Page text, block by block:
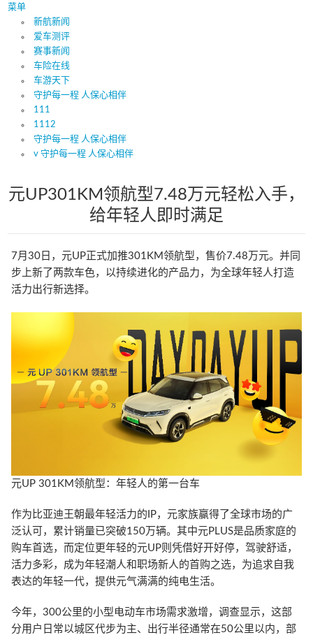
菜单
新航新闻
爱车测评
赛事新闻
车险在线
车游天下
守护每一程 人保心相伴
111
1112
守护每一程 人保心相伴
v 守护每一程 人保心相伴
元UP301KM领航型7.48万元轻松入手，
给年轻人即时满足
7月30日，元UP正式加推301KM领航型，售价7.48万元。并同
步上新了两款车色，以持续进化的产品力，为全球年轻人打造
活力出行新选择。
元UP 301KM领航型：年轻人的第一台车
作为比亚迪王朝最年轻活力的IP，元家族赢得了全球市场的广
泛认可，累计销量已突破150万辆。其中元PLUS是品质家庭的
购车首选，而定位更年轻的元UP则凭借好开好停，驾驶舒适，
活力多彩，成为年轻潮人和职场新人的首购之选，为追求自我
表达的年轻一代，提供元气满满的纯电生活。
今年，300公里的小型电动车市场需求激增，调查显示，这部
分用户日常以城区代步为主、出行半径通常在50公里以内，部